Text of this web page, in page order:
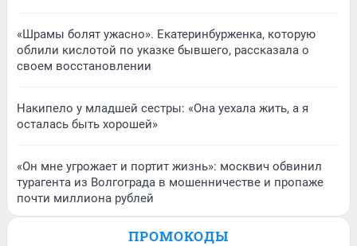
«Шрамы болят ужасно». Екатеринбурженка, которую
облили кислотой по указке бывшего, рассказала о
своем восстановлении
Накипело у младшей сестры: «Она уехала жить, а я
осталась быть хорошей»
«Он мне угрожает и портит жизнь»: москвич обвинил
турагента из Волгограда в мошенничестве и пропаже
почти миллиона рублей
ПРОМОКОДЫ